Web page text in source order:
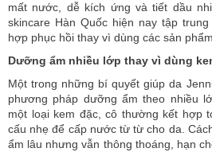
mất nước, dễ kích ứng và tiết dầu
skincare Hàn Quốc hiện nay tập
hợp phục hồi thay vì dùng các sản
Dưỡng ẩm nhiều lớp thay vì dùng
Một trong những bí quyết giúp da
phương pháp dưỡng ẩm theo nhiều
một loại kem đặc, cô thường kết hợp
cấu nhẹ để cấp nước từ từ cho da.
ẩm lâu nhưng vẫn thông thoáng, hạn